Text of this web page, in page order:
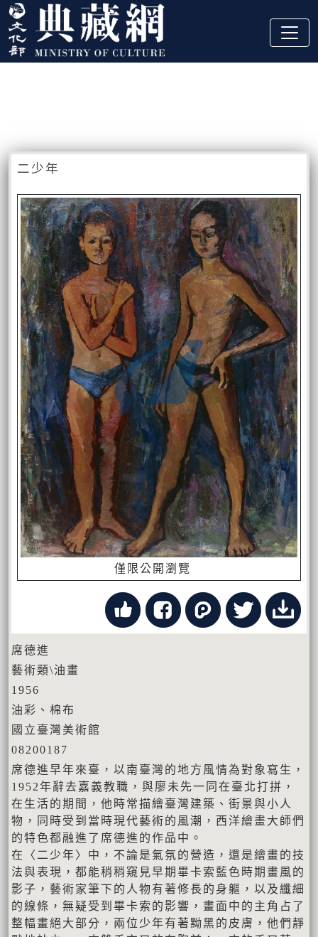
跳到主要內容
:::
二少年
僅限公開瀏覽
席德進
藝術類\油畫
1956
油彩、棉布
國立臺灣美術館
08200187
席德進早年來臺，以南臺灣的地方風情為對象寫生，
1952年辭去嘉義教職，與廖未先一同在臺北打拼，
在生活的期間，他時常描繪臺灣建築、街景與小人
物，同時受到當時現代藝術的風潮，西洋繪畫大師們
的特色都融進了席德進的作品中。
在〈二少年〉中，不論是氣氛的營造，還是繪畫的技
法與表現，都能稍稍窺見早期畢卡索藍色時期畫風的
影子，藝術家筆下的人物有著修長的身軀，以及纖細
的線條，無疑受到畢卡索的影響，畫面中的主角占了
整幅畫絕大部分，兩位少年有著黝黑的皮膚，他們靜